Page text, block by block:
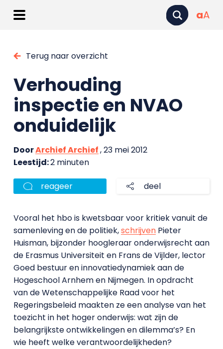
aA
Terug naar overzicht
Verhouding
inspectie en NVAO
onduidelijk
DoorArchief Archief, 23 mei 2012
Leestijd:2 minuten
reageer deel
Vooral het hbo is kwetsbaar voor kritiek vanuit de
samenleving en de politiek,schrijvenPieter
Huisman, bijzonder hoogleraar onderwijsrecht aan
de Erasmus Universiteit en Frans de Vijlder, lector
Goed bestuur en innovatiedynamiek aan de
Hogeschool Arnhem en Nijmegen. In opdracht
van de Wetenschappelijke Raad voor het
Regeringsbeleid maakten ze een analyse van het
toezicht in het hoger onderwijs: wat zijn de
belangrijkste ontwikkelingen en dilemma’s? En
wie heeft welke verantwoordelijkheden?